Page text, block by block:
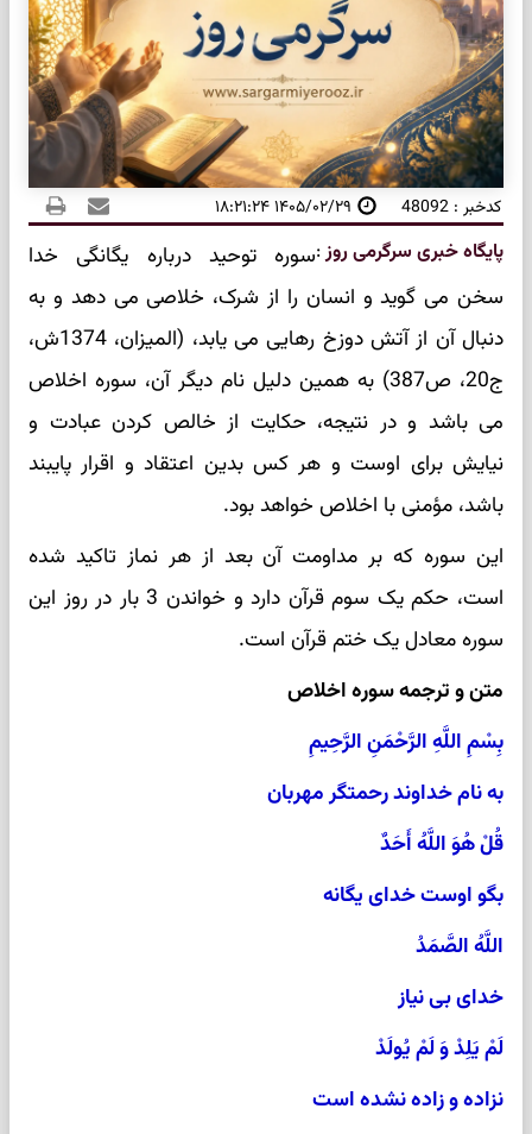
کدخبر : 48092 ۱۴۰۵/۰۲/۲۹ ۱۸:۲۱:۲۴
پایگاه خبری سرگرمی روز:سوره توحید درباره یگانگی خدا
سخن می گوید و انسان را از شرک، خلاصی می دهد و به
دنبال آن از آتش دوزخ رهایی می یابد، (المیزان، 1374ش،
ج20، ص387) به همین دلیل نام دیگر آن، سوره اخلاص
می باشد و در نتیجه، حکایت از خالص کردن عبادت و
نیایش برای اوست و هر کس بدین اعتقاد و اقرار پایبند
باشد، مؤمنی با اخلاص خواهد بود.
این سوره که بر مداومت آن بعد از هر نماز تاکید شده
است، حکم یک سوم قرآن دارد و خواندن 3 بار در روز این
سوره معادل یک ختم قرآن است.
متن و ترجمه سوره اخلاص
بِسْمِ اللَّهِ الرَّحْمَنِ الرَّحِیمِ
به نام خداوند رحمتگر مهربان
قُلْ هُوَ اللَّهُ أَحَدٌ
بگو اوست خدای یگانه
اللَّهُ الصَّمَدُ
خدای بی نیاز
لَمْ یَلِدْ وَ لَمْ یُولَدْ
نزاده و زاده نشده است